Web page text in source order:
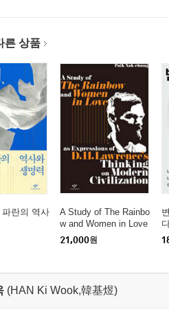
른 상품
란의 역사
A Study of The Rainbo
w and Women in Love
as Expressions of D.
H. Lawrence's Thinking
21,000원
(HAN Ki Wook,韓基煜)